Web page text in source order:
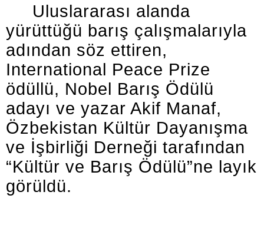
Uluslararası alanda
yürüttüğü barış çalışmalarıyla
adından söz ettiren,
International Peace Prize
ödüllü, Nobel Barış Ödülü
adayı ve yazar Akif Manaf,
Özbekistan Kültür Dayanışma
ve İşbirliği Derneği tarafından
“Kültür ve Barış Ödülü”ne layık
görüldü.